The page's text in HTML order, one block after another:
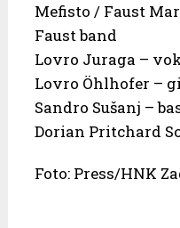
Mefisto / Faust
Faust band
Lovro Juraga –
Lovro Öhlhofer –
Sandro Sušanj –
Dorian Pritchard
Foto: Press/HNK